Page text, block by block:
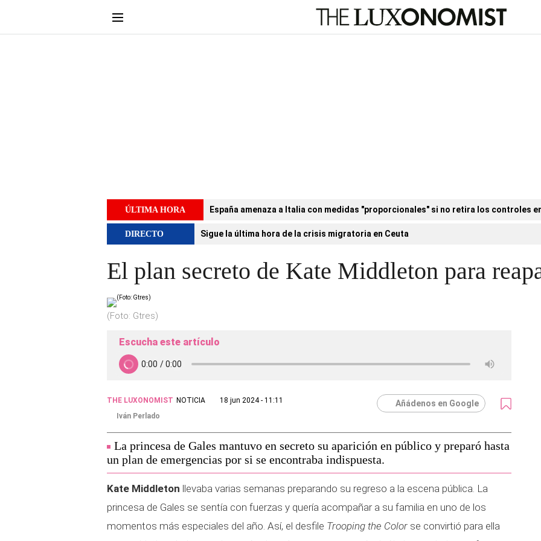
ÚLTIMA HORA España amenaza a Italia con medidas "proporcionales" si no retira los controles
DIRECTO Sigue la última hora de la crisis migratoria en Ceuta
El plan secreto de Kate Middleton para
(Foto: Gtres)
Escucha este artículo
THE LUXONOMIST NOTICIA
18 jun 2024 - 11:11
Iván Perlado
Añádenos en Google
La princesa de Gales mantuvo en secreto su aparición en público y preparó hasta
un plan de emergencias por si se encontraba indispuesta.
Kate Middleton llevaba varias semanas preparando su regreso a la escena pública. La
princesa de Gales se sentía con fuerzas y quería acompañar a su familia en uno de los
momentos más especiales del año. Así, el desfile Trooping the Color se convirtió para ella